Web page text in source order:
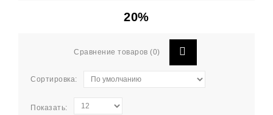
20%
Сравнение товаров (0)
Сортировка:
Показать: